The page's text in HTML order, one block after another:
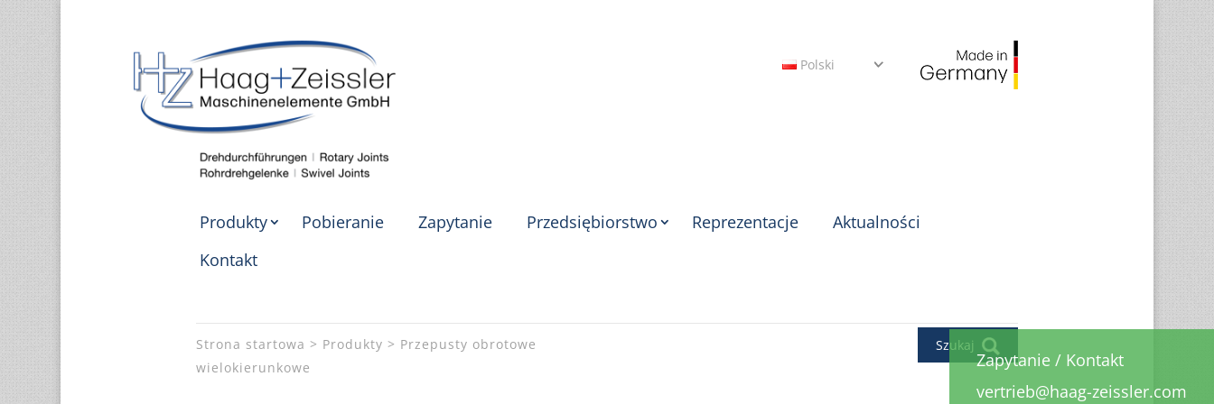
Polski
Produkty Pobieranie Zapytanie Przedsiębiorstwo Reprezentacje
Aktualności
Kontakt
Strona startowa Produkty
Przepusty obrotowe
wielokierunkowe
Szukaj
Zapytanie / Kontakt
vertrieb@haag-zeissler.com